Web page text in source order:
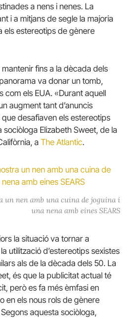
a nens i nenes. La
i a mitjans de segle la majoria
els estereotips de gènere
fins a la dècada dels
va donar un tomb,
com els EUA. «Durant aquell
augment tant d’anuncis
que desafiaven els estereotips
Elizabeth Sweet, de la
a The Atlantic.
un nen amb una cuina de joguina i
una nena amb eines SEARS
la situació va tornar a
utilització d’estereotips sexistes
als de la dècada dels 50. La
és que la publicitat actual té
però es fa més èmfasi en
en els nous rols de gènere
aquesta sociòloga,